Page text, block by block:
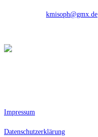
kmisoph@gmx.de
Impressum
Datenschutzerklärung